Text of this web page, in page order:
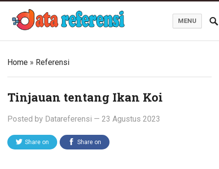
MENU
Home » Referensi
Tinjauan tentang Ikan Koi
Posted by Datareferensi — 23 Agustus 2023
Share on Share on